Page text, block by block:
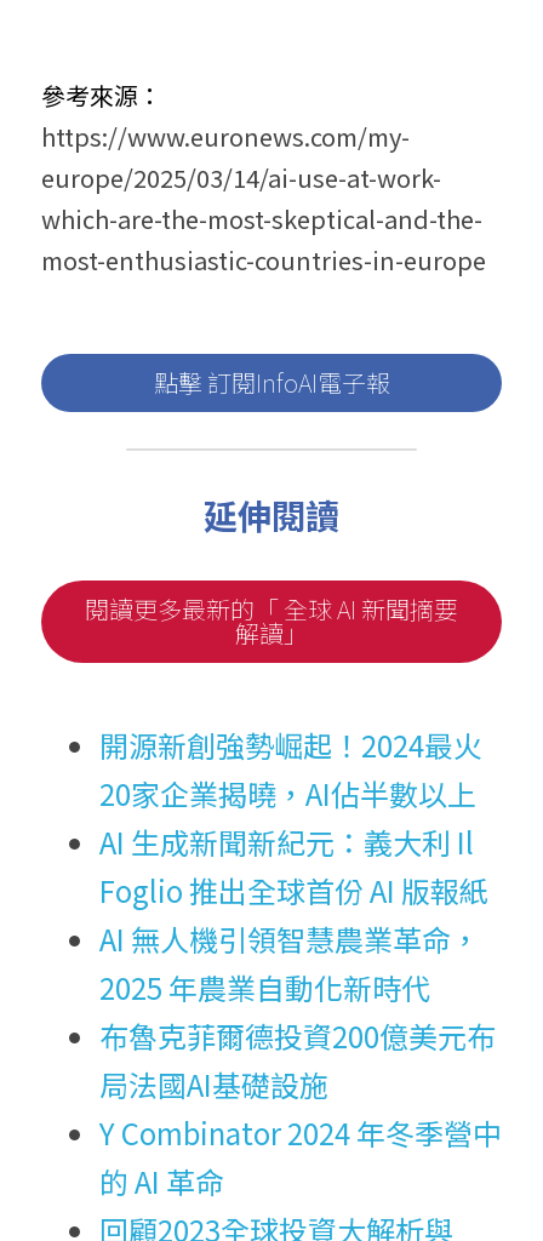
參考來源：
https://www.euronews.com/my-
europe/2025/03/14/ai-use-at-work-
which-are-the-most-skeptical-and-the-
most-enthusiastic-countries-in-europe
點擊 訂閱InfoAI電子報
延伸閱讀
閱讀更多最新的「 全球 AI 新聞摘要
解讀」
開源新創強勢崛起！2024最火
20家企業揭曉，AI佔半數以上
AI 生成新聞新紀元：義大利 Il
Foglio 推出全球首份 AI 版報紙
AI 無人機引領智慧農業革命，
2025 年農業自動化新時代
布魯克菲爾德投資200億美元布
局法國AI基礎設施
Y Combinator 2024 年冬季營中
的 AI 革命
回顧2023全球投資大解析與